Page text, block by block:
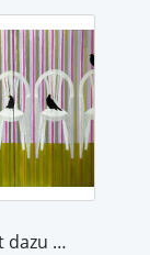
Nicht dazu gehören